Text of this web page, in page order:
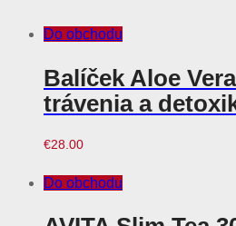
Do obchodu
Balíček Aloe
trávenia a
€28.00
Do obchodu